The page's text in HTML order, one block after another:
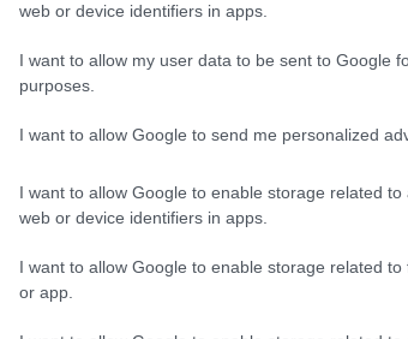
web or device identifiers in apps.
I want to allow my user data to be sent to Google
purposes.
I want to allow Google to send me personalized
I want to allow Google to enable storage related to
web or device identifiers in apps.
I want to allow Google to enable storage related
or app.